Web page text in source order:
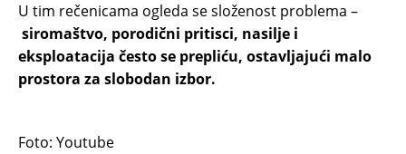
U tim rečenicama ogleda se složenost problema –
siromaštvo, porodični pritisci, nasilje i
eksploatacija često se prepliću, ostavljajući malo
prostora za slobodan izbor.
Foto: Youtube